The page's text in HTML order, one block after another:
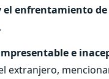
enfrentamiento
e
extranjero,